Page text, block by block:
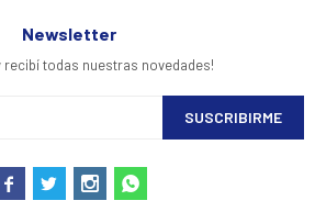
Newsletter
recibí todas nuestras novedades!
SUSCRIBIRME
   